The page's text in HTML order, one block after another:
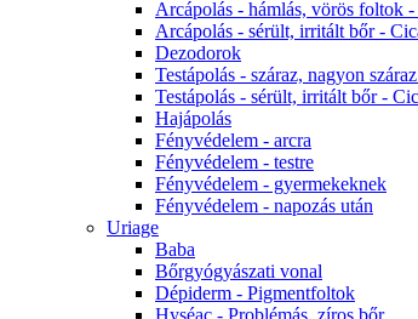
Arcápolás - hámlás, vörös foltok
Arcápolás - sérült, irritált bőr -
Dezodorok
Testápolás - száraz, nagyon
Testápolás - sérült, irritált bőr -
Hajápolás
Fényvédelem - arcra
Fényvédelem - testre
Fényvédelem - gyermekeknek
Fényvédelem - napozás után
Uriage
Baba
Bőrgyógyászati vonal
Dépiderm - Pigmentfoltok
Hyséac - Problémás, zíros bőr